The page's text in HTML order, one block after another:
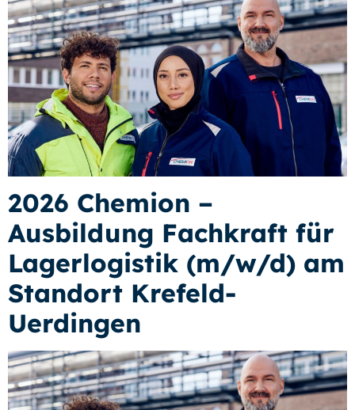
2026 Chemion –
Ausbildung Fachkraft für
Lagerlogistik (m/w/d) am
Standort Krefeld-
Uerdingen